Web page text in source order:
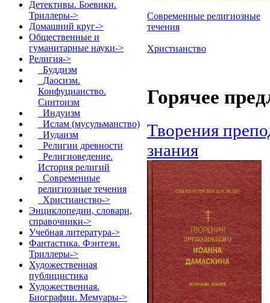
Детективы. Боевики.
Триллеры->
Домашний круг->
Общественные и
гуманитарные науки->
Религия->
Буддизм
Даосизм.
Конфуцианство.
Синтоизм
Индуизм
Ислам (мусульманство)
Иудаизм
Религии древности
Религиоведение.
История религий
Современные
религиозные течения
Христианство->
Энциклопедии, словари,
справочники->
Учебная литература->
Фантастика. Фэнтези.
Триллеры->
Художественная
публицистика
Художественная.
Биографии. Мемуары->
Современные религиозные
течения
Христианство
Горячее
Творения
знания